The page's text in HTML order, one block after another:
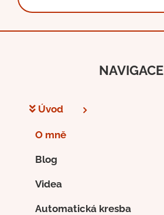
NAVIGACE
Úvod
O mně
Blog
Videa
Automatická kresba